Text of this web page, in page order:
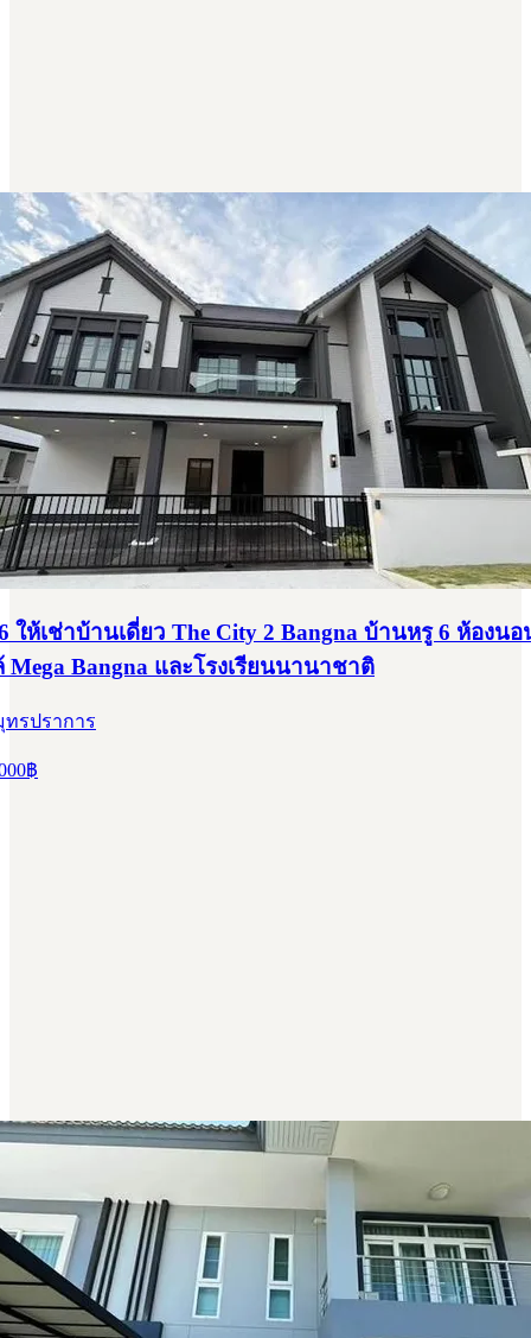
ให้เช่าบ้านเดี่ยว The City 2 Bangna บ้านหรู 6 ห้องนอ
Mega Bangna และโรงเรียนนานาชาติ
ทรปราการ
฿